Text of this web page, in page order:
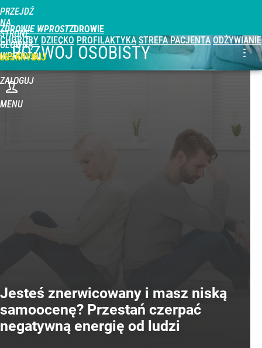
PRZEJDŹ
NA
STRONĘ
GŁÓWNĄ
WPROST.PL
ZDROWIE WPROST
CHOROBY DZIECKO PROFILAKTYKA STREFA PACJENTA ODŻYWIANIE
ZALOGUJ
MENU
ROZWÓJ OSOBISTY
Jesteś znerwicowany i masz niską
samoocenę? Przestań czerpać
negatywną energię od ludzi